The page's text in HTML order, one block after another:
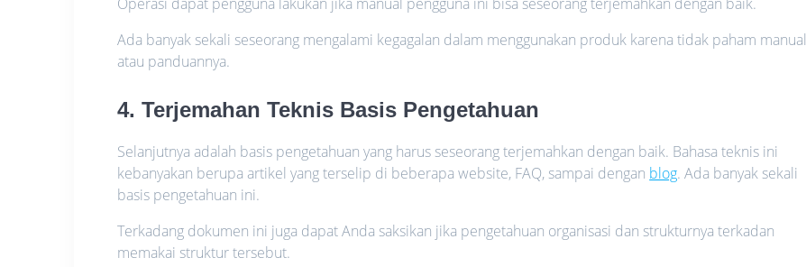
Ada banyak sekali seseorang mengalami kegagalan dalam menggunakan produk karena tidak paham manual
atau panduannya.
4. Terjemahan Teknis Basis Pengetahuan
Selanjutnya adalah basis pengetahuan yang harus seseorang terjemahkan dengan baik. Bahasa teknis ini
kebanyakan berupa artikel yang terselip di beberapa website, FAQ, sampai dengan blog. Ada banyak sekali
basis pengetahuan ini.
Terkadang dokumen ini juga dapat Anda saksikan jika pengetahuan organisasi dan strukturnya terkadan
memakai struktur tersebut.